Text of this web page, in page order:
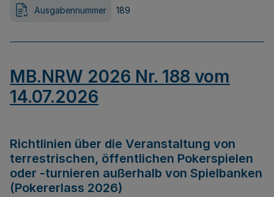
Ausgabennummer 189
MB.NRW 2026 Nr. 188 vom
14.07.2026
Richtlinien über die Veranstaltung von
terrestrischen, öffentlichen Pokerspielen
oder -turnieren außerhalb von Spielbanken
(Pokererlass 2026)